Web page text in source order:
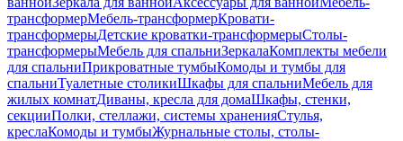
трансформерМебель-трансформерКровати-
трансформерыДетские кроватки-трансформерыСтолы-
трансформерыМебель для спальниЗеркалаКомплекты мебели
для спальниПрикроватные тумбыКомоды и тумбы для
спальниТуалетные столикиШкафы для спальниМебель для
жилых комнатДиваны, кресла для домаШкафы, стенки,
секцииПолки, стеллажи, системы храненияСтулья,
креслаКомоды и тумбыЖурнальные столы, столы-